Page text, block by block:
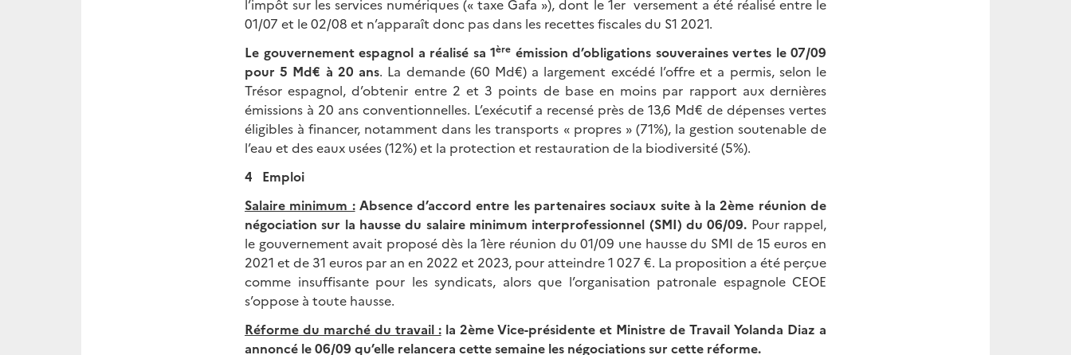
l’impôt sur les services numériques (« taxe Gafa »), dont le 1er versement a été réalisé entre le
01/07 et le 02/08 et n’apparaît donc pas dans les recettes fiscales du S1 2021.
Le gouvernement espagnol a réalisé sa 1ère émission d’obligations souveraines vertes le 07/09
pour 5 Md€ à 20 ans. La demande (60 Md€) a largement excédé l’offre et a permis, selon le
Trésor espagnol, d’obtenir entre 2 et 3 points de base en moins par rapport aux dernières
émissions à 20 ans conventionnelles. L’exécutif a recensé près de 13,6 Md€ de dépenses vertes
éligibles à financer, notamment dans les transports « propres » (71%), la gestion soutenable de
l’eau et des eaux usées (12%) et la protection et restauration de la biodiversité (5%).
4 Emploi
Salaire minimum :Absence d’accord entre les partenaires sociaux suite à la 2ème réunion de
négociation sur la hausse du salaire minimum interprofessionnel (SMI) du 06/09. Pour rappel,
le gouvernement avait proposé dès la 1ère réunion du 01/09 une hausse du SMI de 15 euros en
2021 et de 31 euros par an en 2022 et 2023, pour atteindre 1 027 €. La proposition a été perçue
comme insuffisante pour les syndicats, alors que l’organisation patronale espagnole CEOE
s’oppose à toute hausse.
Réforme du marché du travail :la 2ème Vice-présidente et Ministre de Travail Yolanda Diaz a
annoncé le 06/09 qu’elle relancera cette semaine les négociations sur cette réforme.